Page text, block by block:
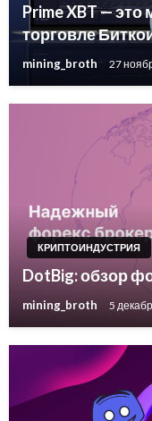
Prime XBT —
торговле
mining_broth 27
КРИПТОИНДУСТРИЯ
DotBig: обзор
mining_broth 5